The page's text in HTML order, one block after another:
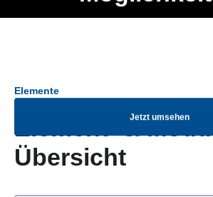
Jetzt umsehen
Elemente
Element- & Modul-
Übersicht